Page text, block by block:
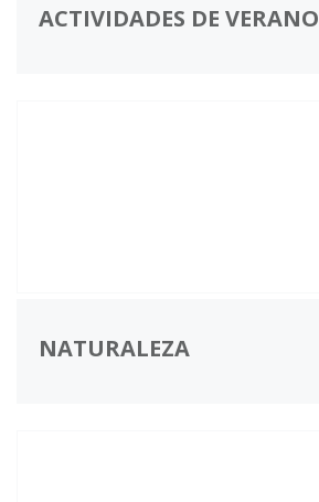
ACTIVIDADES DE VERANO
NATURALEZA